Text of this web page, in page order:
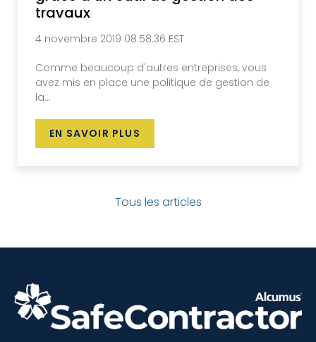
travaux
4 novembre 2019 08:58:36 EST
Comme beaucoup d'autres entreprises, vous
avez mis en place une politique de gestion de
la...
EN SAVOIR PLUS
Tous les articles